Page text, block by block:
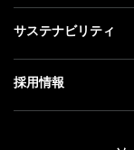
事業紹介
成長戦略「
人材戦略
投資家情報 トップ
経営方針
サステナビリティ
サステナビリティ
トップメッセージ
採用情報